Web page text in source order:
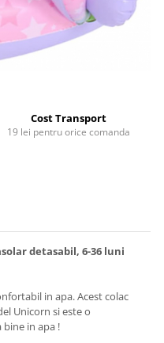
Cost Transport
19 lei pentru orice comanda
detasabil, 6-36 luni
in apa. Acest colac
Unicorn si este o
in apa !